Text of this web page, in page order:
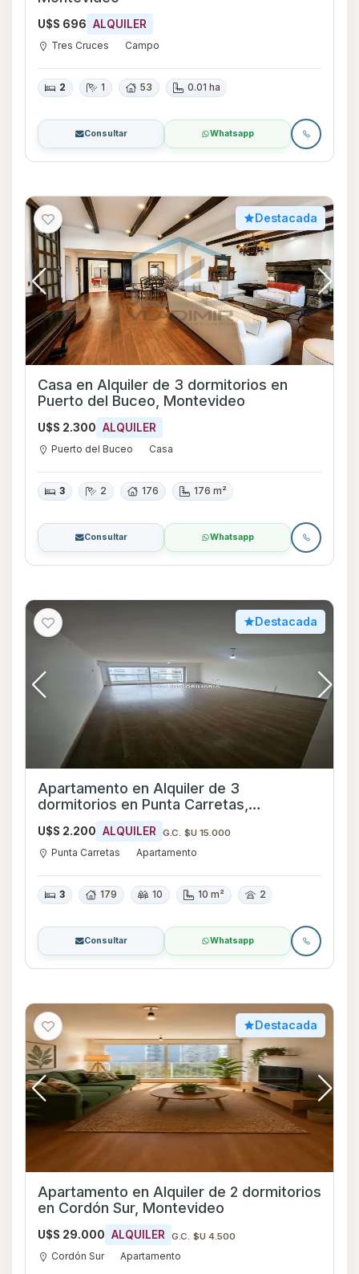
U$S 696 ALQUILER
Tres Cruces Campo
2 1 53 0.01 ha
Consultar Whatsapp
Destacada
Casa en Alquiler de 3 dormitorios en
Puerto del Buceo, Montevideo
U$S 2.300 ALQUILER
Puerto del Buceo Casa
3 2 176 176 m²
Consultar Whatsapp
Destacada
Apartamento en Alquiler de 3
dormitorios en Punta Carretas,
Montevideo
U$S 2.200 ALQUILER G.C. $U 15.000
Punta Carretas Apartamento
3 179 10 10 m² 2
Consultar Whatsapp
Destacada
Apartamento en Alquiler de 2 dormitorios
en Cordón Sur, Montevideo
U$S 29.000 ALQUILER G.C. $U 4.500
Cordón Sur Apartamento